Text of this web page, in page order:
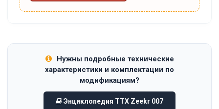
Нужны подробные технические
характеристики и комплектации по
модификациям?
Энциклопедия ТТХ Zeekr 007